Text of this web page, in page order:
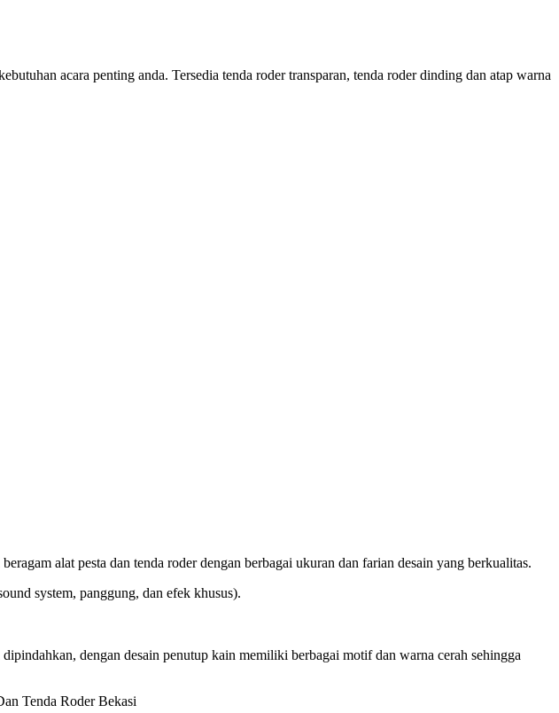
acara penting anda. Tersedia tenda roder transparan, tenda roder dinding dan atap warna
alat pesta dan tenda roder dengan berbagai ukuran dan farian desain yang berkualitas.
system, panggung, dan efek khusus).
dengan desain penutup kain memiliki berbagai motif dan warna cerah sehingga